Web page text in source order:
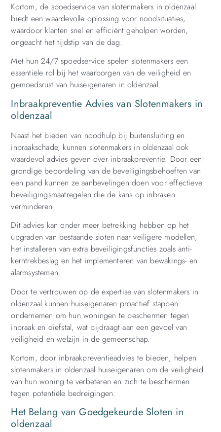
Kortom, de spoedservice van slotenmakers in oldenzaal
biedt een waardevolle oplossing voor noodsituaties,
waardoor klanten snel en efficiënt geholpen worden,
ongeacht het tijdstip van de dag.
Met hun 24/7 spoedservice spelen slotenmakers een
essentiële rol bij het waarborgen van de veiligheid en
gemoedsrust van huiseigenaren in oldenzaal.
Inbraakpreventie Advies van Slotenmakers in
oldenzaal
Naast het bieden van noodhulp bij buitensluiting en
inbraakschade, kunnen slotenmakers in oldenzaal ook
waardevol advies geven over inbraakpreventie. Door een
grondige beoordeling van de beveiligingsbehoeften van
een pand kunnen ze aanbevelingen doen voor effectieve
beveiligingsmaatregelen die de kans op inbraken
verminderen.
Dit advies kan onder meer betrekking hebben op het
upgraden van bestaande sloten naar veiligere modellen,
het installeren van extra beveiligingsfuncties zoals anti-
kerntrekbeslag en het implementeren van bewakings- en
alarmsystemen.
Door te vertrouwen op de expertise van slotenmakers in
oldenzaal kunnen huiseigenaren proactief stappen
ondernemen om hun woningen te beschermen tegen
inbraak en diefstal, wat bijdraagt aan een gevoel van
veiligheid en welzijn in de gemeenschap.
Kortom, door inbraakpreventieadvies te bieden, helpen
slotenmakers in oldenzaal huiseigenaren om de veiligheid
van hun woning te verbeteren en zich te beschermen
tegen potentiële bedreigingen.
Het Belang van Goedgekeurde Sloten in
oldenzaal